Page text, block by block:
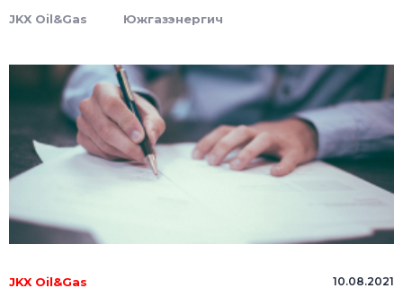
JKX Oil&Gas Южгазэнергич
JKX Oil&Gas 10.08.2021